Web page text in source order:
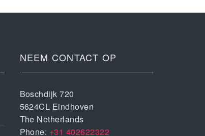
NEEM CONTACT OP
Boschdijk 720
5624CL Eindhoven
The Netherlands
Phone: +31 402622322